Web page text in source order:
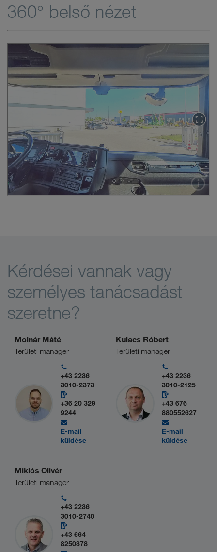
360° belső nézet
Kérdései vannak vagy
személyes tanácsadást
szeretne?
Molnár Máté
Területi manager
+43 2236
3010-2373
+36 20 329
9244
E-mail
küldése
Kulacs Róbert
Területi manager
+43 2236
3010-2125
+43 676
880552627
E-mail
küldése
Miklós Olivér
Területi manager
+43 2236
3010-2740
+43 664
8250378